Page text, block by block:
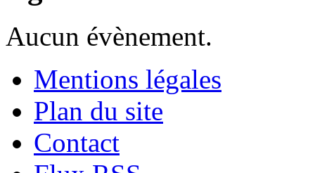
Aucun évènement.
Mentions légales
Plan du site
Contact